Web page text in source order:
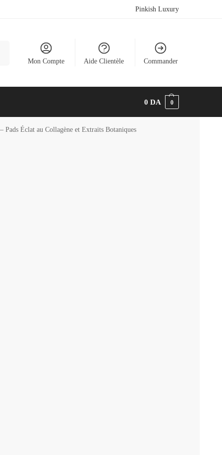
Pinkish Luxury
Mon Compte Aide Clientèle Commander
0DA 0
Éclat au Collagène et Extraits Botaniques